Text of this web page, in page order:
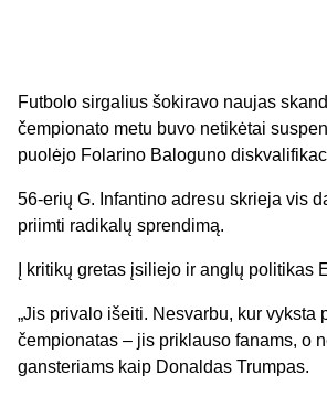
Futbolo sirgalius šokiravo naujas
čempionato metu buvo netikėtai
puolėjo Folarino Baloguno
56-erių G. Infantino adresu skrieja vis
priimti radikalų sprendimą.
Į kritikų gretas įsiliejo ir anglų politikas
„Jis privalo išeiti. Nesvarbu, kur vyksta
čempionatas – jis priklauso fanams, o
gansteriams kaip Donaldas Trumpas.